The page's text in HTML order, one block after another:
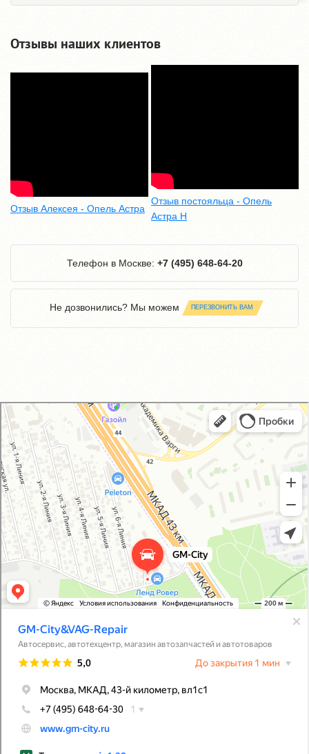
Отзывы наших клиентов
Отзыв Алексея - Опель Астра
Отзыв постояльца - Опель
Астра Н
Телефон в Москве: +7 (495) 648-64-20
Не дозвонились? Мы можем ПЕРЕЗВОНИТЬ ВАМ
GM-City&VAG-Repair
Автосервис, автотехцентр в Москве
Магазин автозапчастей и автотоваров в Москве